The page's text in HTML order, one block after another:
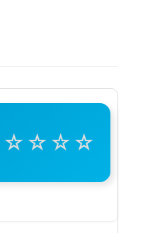
☆ ☆ ☆ ☆